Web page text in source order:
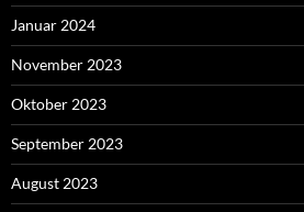
Januar 2024
November 2023
Oktober 2023
September 2023
August 2023